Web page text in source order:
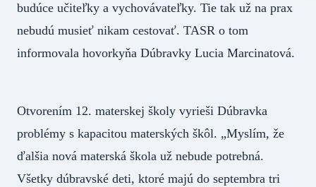
budúce učiteľky a vychovávateľky. Tie tak už na prax
nebudú musieť nikam cestovať. TASR o tom
informovala hovorkyňa Dúbravky Lucia Marcinatová.
Otvorením 12. materskej školy vyrieši Dúbravka
problémy s kapacitou materských škôl. „Myslím, že
ďalšia nová materská škola už nebude potrebná.
Všetky dúbravské deti, ktoré majú do septembra tri